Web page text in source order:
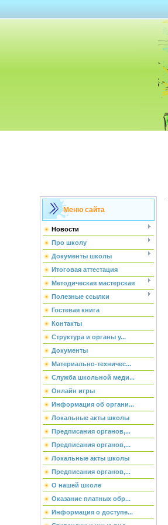
Меню сайта
Новости
Про школу
Документы школы
Итоговая аттестация
Методическая мастерская
Полезные ссылки
Гостевая книга
Контакты
Структура и органы у...
Документы
Материально-техничес...
Служба школьной меди...
Онлайн игры
Информация об органи...
Локальные акты школы
Предписания органов,...
Предписания органов,...
Локальные акты школы
Предписания органов,...
О нашей школе
Оказание платных обр...
Информация о доступе...